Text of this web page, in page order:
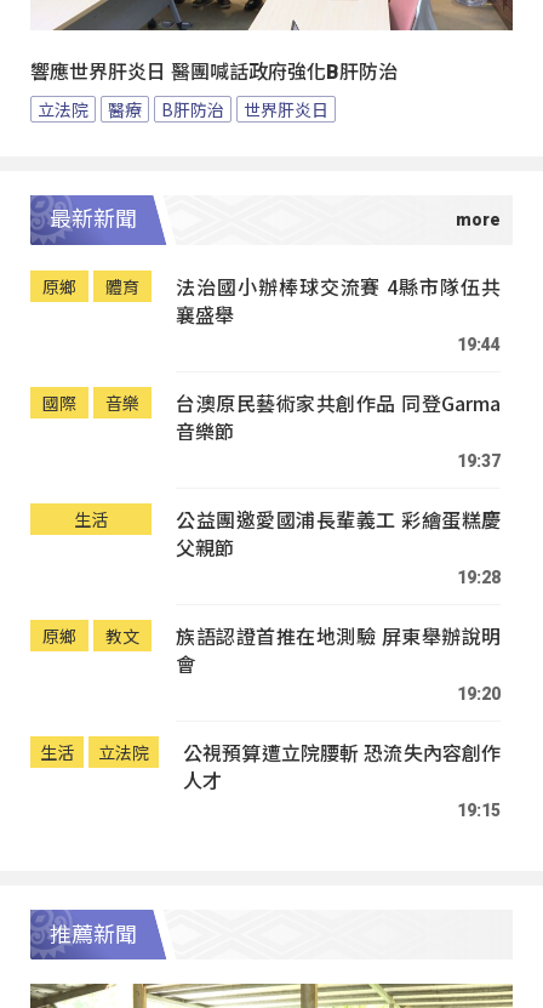
響應世界肝炎日 醫團喊話政府強化B肝防治
立法院 醫療 B肝防治 世界肝炎日
最新新聞
原鄉 體育
法治國小辦棒球交流賽 4縣市隊伍共
襄盛舉
19:44
國際 音樂
台澳原民藝術家共創作品 同登Garma
音樂節
19:37
生活
公益團邀愛國浦長輩義工 彩繪蛋糕慶
父親節
19:28
原鄉 教文
族語認證首推在地測驗 屏東舉辦說明
會
19:20
生活 立法院
公視預算遭立院腰斬 恐流失內容創作
人才
19:15
推薦新聞